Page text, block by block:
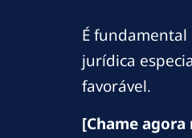
É
jurídica
favorável.
[Chame